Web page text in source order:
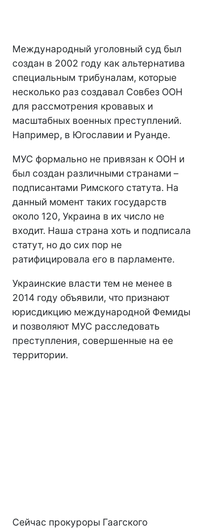
Международный уголовный суд был
создан в 2002 году как альтернатива
специальным трибуналам, которые
несколько раз создавал Совбез ООН
для рассмотрения кровавых и
масштабных военных преступлений.
Например, в Югославии и Руанде.
МУС формально не привязан к ООН и
был создан различными странами –
подписантами Римского статута. На
данный момент таких государств
около 120, Украина в их число не
входит. Наша страна хоть и подписала
статут, но до сих пор не
ратифицировала его в парламенте.
Украинские власти тем не менее в
2014 году объявили, что признают
юрисдикцию международной Фемиды
и позволяют МУС расследовать
преступления, совершенные на ее
территории.
Сейчас прокуроры Гаагского